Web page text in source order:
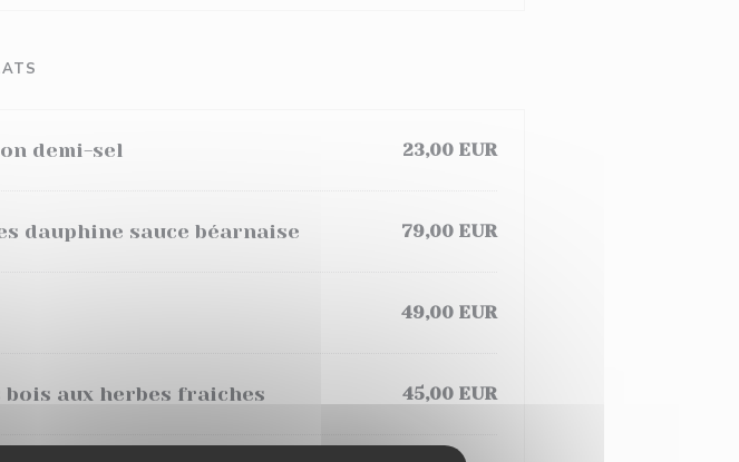
demi-sel 23,00 EUR
dauphine sauce béarnaise 79,00 EUR
49,00 EUR
bois aux herbes fraiches 45,00 EUR